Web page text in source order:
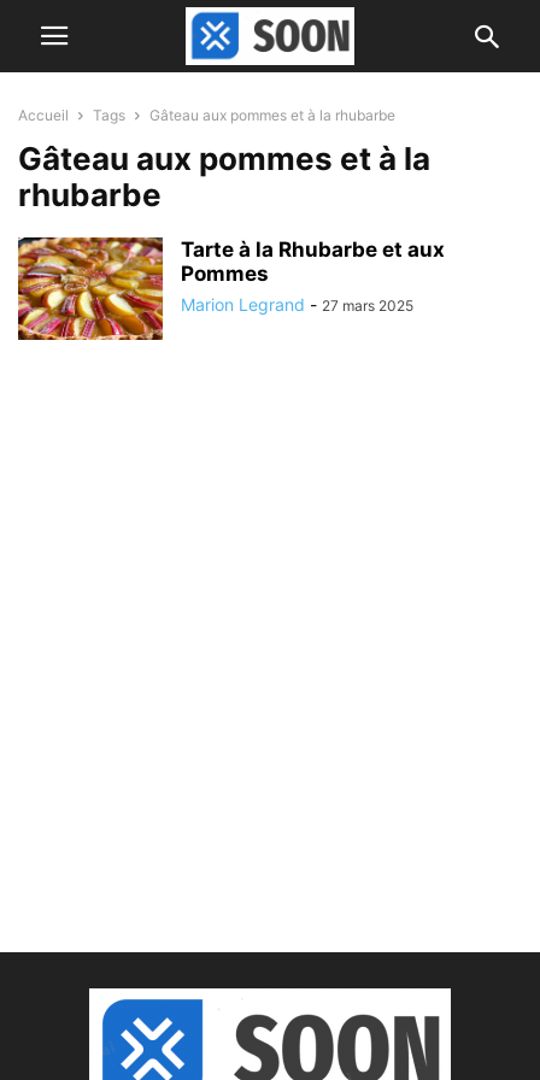
Accueil Tags Gâteau aux pommes et à la rhubarbe
Gâteau aux pommes et à la
rhubarbe
Tarte à la Rhubarbe et aux
Pommes
Marion Legrand - 27 mars 2025